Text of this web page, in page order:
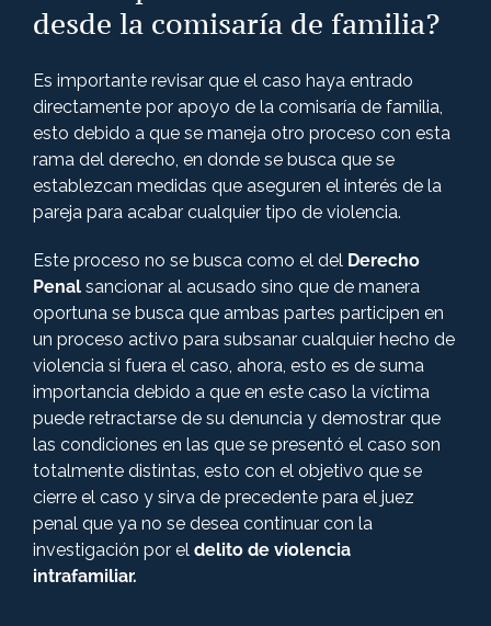
desde la comisaría de familia?
Es importante revisar que el caso haya entrado
directamente por apoyo de la comisaría de familia,
esto debido a que se maneja otro proceso con esta
rama del derecho, en donde se busca que se
establezcan medidas que aseguren el interés de la
pareja para acabar cualquier tipo de violencia.
Este proceso no se busca como el del Derecho
Penal sancionar al acusado sino que de manera
oportuna se busca que ambas partes participen en
un proceso activo para subsanar cualquier hecho de
violencia si fuera el caso, ahora, esto es de suma
importancia debido a que en este caso la víctima
puede retractarse de su denuncia y demostrar que
las condiciones en las que se presentó el caso son
totalmente distintas, esto con el objetivo que se
cierre el caso y sirva de precedente para el juez
penal que ya no se desea continuar con la
investigación por el delito de violencia
intrafamiliar.